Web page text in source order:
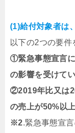
(1)給付対象者は、
以下の2つの要件
①緊急事態宣言
の影響を受けて
②2019年比又は
の売上が50%以
※2.緊急事態宣